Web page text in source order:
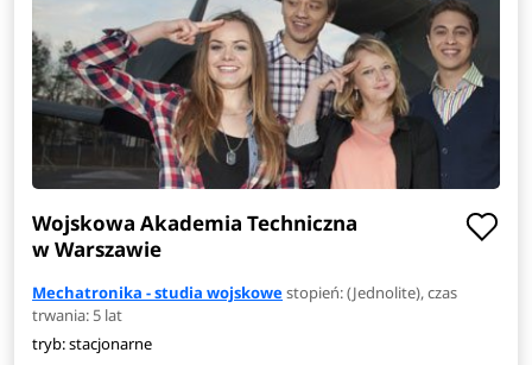
Wojskowa Akademia Techniczna
w Warszawie
Mechatronika - studia wojskowestopień: (Jednolite), czas
trwania: 5 lat
tryb: stacjonarne